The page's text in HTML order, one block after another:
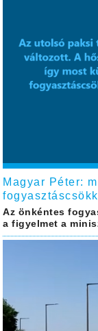
Magyar Péter:
Az önkéntes
a figyelmet a